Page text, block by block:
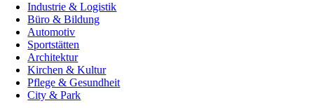
Industrie & Logistik
Büro & Bildung
Automotiv
Sportstätten
Architektur
Kirchen & Kultur
Pflege & Gesundheit
City & Park